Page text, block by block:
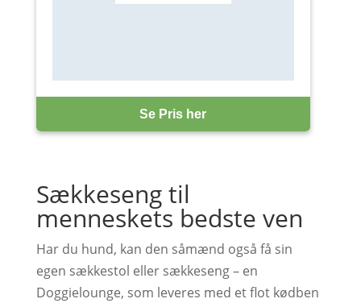
Se Pris her
Sækkeseng til
menneskets bedste ven
Har du hund, kan den såmænd også få sin
egen sækkestol eller sækkeseng – en
Doggielounge, som leveres med et flot kødben